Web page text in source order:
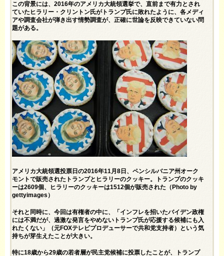
この背景には、2016年のアメリカ大統領選挙で、直前まで有力とされ
ていたヒラリー・クリントン氏がトランプ氏に敗れたように、各メディ
アや調査会社が弾き出す情勢調査が、正確に世論を反映できていない問
題がある。
アメリカ大統領選投票日の2016年11月8日、ペンシルバニア州オーク
モントで販売されたトランプとヒラリーのクッキー。トランプのクッキ
ーは2609個、ヒラリーのクッキーは1512個が販売された（Photo by
gettyimages）
それと同時に、今回は有権者の中に、「インフレを招いたバイデン政権
には不満だが、過激な発言をやめないトランプ氏が応援する候補にも入
れたくない」（元FOXテレビプロデューサーで共和党支持者）という気
持ちが芽生えたことが大きい。
特に18歳から29歳の若者層が民主党候補に投票したことが、トランプ